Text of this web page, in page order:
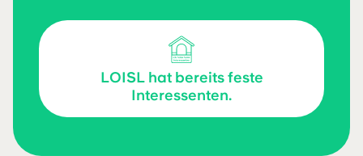
Ich habe feste
Interessenten
LOISL hat bereits feste
Interessenten.